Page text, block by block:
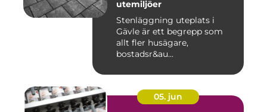
utemiljöer
Stenläggning uteplats i
Gävle är ett begrepp som
allt fler husägare,
bostadsr&au...
05. jun